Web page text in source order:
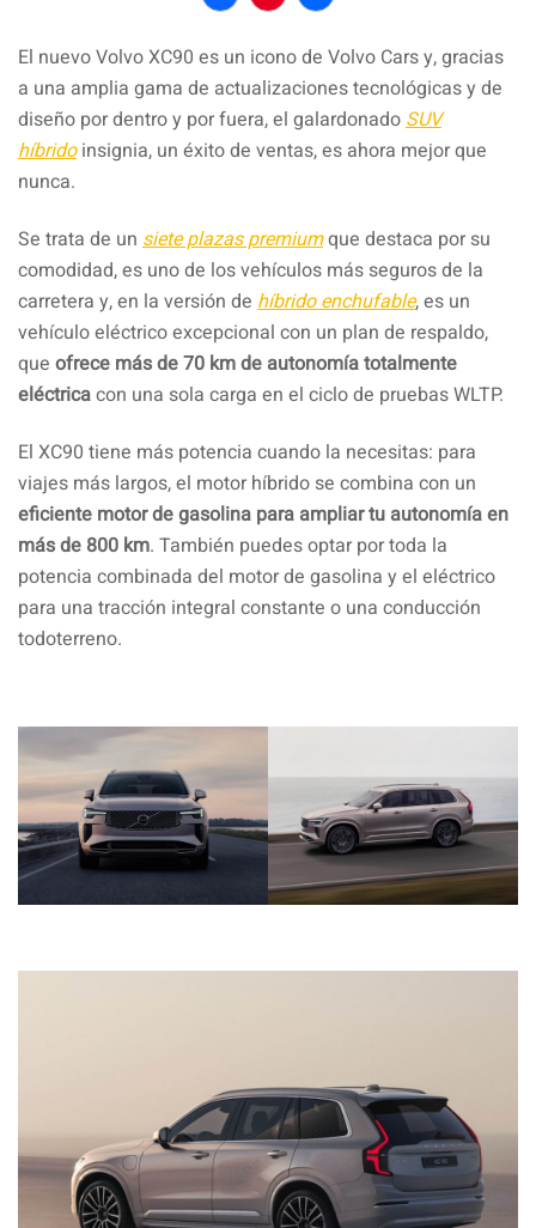
Facebook
Pinterest
Compartir
El nuevo Volvo XC90 es un icono de Volvo Cars y, gracias
a una amplia gama de actualizaciones tecnológicas y de
diseño por dentro y por fuera, el galardonado SUV
híbridoinsignia, un éxito de ventas, es ahora mejor que
nunca.
Se trata de un siete plazas premiumque destaca por su
comodidad, es uno de los vehículos más seguros de la
carretera y, en la versión de híbrido enchufable, es un
vehículo eléctrico excepcional con un plan de respaldo,
que ofrece más de 70 km de autonomía totalmente
eléctricacon una sola carga en el ciclo de pruebas WLTP.
El XC90 tiene más potencia cuando la necesitas: para
viajes más largos, el motor híbrido se combina con un
eficiente motor de gasolina para ampliar tu autonomía en
más de 800 km. También puedes optar por toda la
potencia combinada del motor de gasolina y el eléctrico
para una tracción integral constante o una conducción
todoterreno.